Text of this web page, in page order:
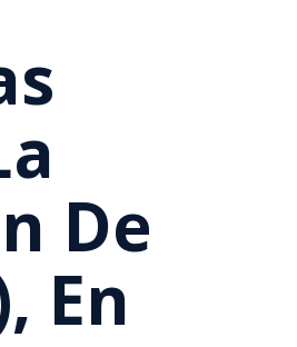
De
En